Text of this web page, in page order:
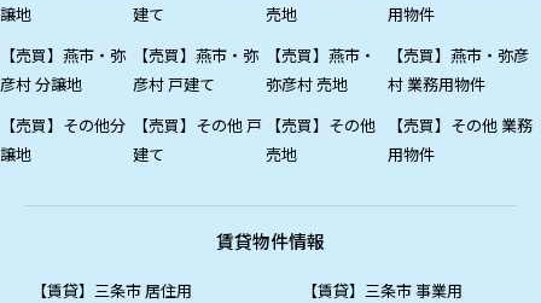
譲地
【売買】燕市・弥
彦村 分譲地
【売買】その他分
譲地
建て
【売買】燕市・弥
彦村 戸建て
【売買】その他 戸
建て
売地
【売買】燕市・
弥彦村 売地
【売買】その他
売地
用物件
【売買】燕市・弥彦
村 業務用物件
【売買】その他 業務
用物件
賃貸物件情報
【賃貸】三条市 居住用
【賃貸】三条市 事業用